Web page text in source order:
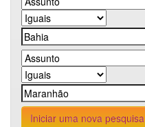
Iniciar uma nova pesquisa